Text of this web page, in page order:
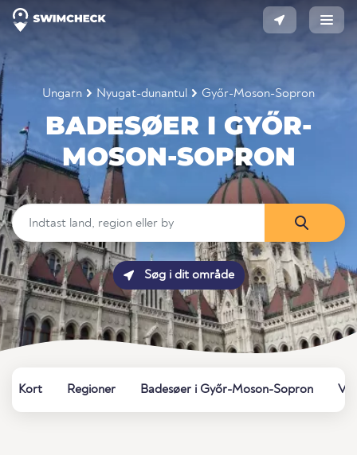
Ungarn Nyugat-dunantul Győr-Moson-Sopron
BADESØER I GYŐR-
MOSON-SOPRON
Søg i dit område
Kort Regioner Badesøer i Győr-Moson-Sopron